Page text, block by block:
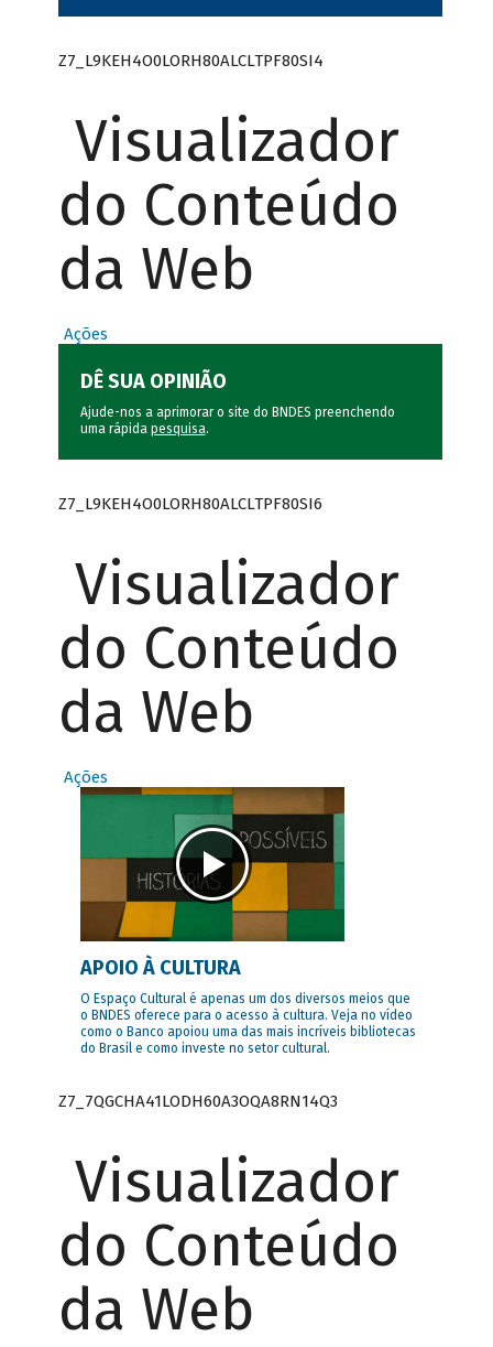
Z7_L9KEH4O0LORH80ALCLTPF80SI4
Visualizador
do Conteúdo
da Web
Ações
DÊ SUA OPINIÃO
Ajude-nos a aprimorar o site do BNDES preenchendo
uma rápida pesquisa.
Z7_L9KEH4O0LORH80ALCLTPF80SI6
Visualizador
do Conteúdo
da Web
Ações
APOIO À CULTURA
O Espaço Cultural é apenas um dos diversos meios que
o BNDES oferece para o acesso à cultura. Veja no vídeo
como o Banco apoiou uma das mais incríveis bibliotecas
do Brasil e como investe no setor cultural.
Z7_7QGCHA41LODH60A3OQA8RN14Q3
Visualizador
do Conteúdo
da Web